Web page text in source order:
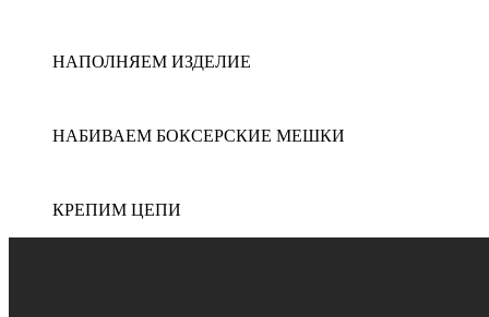
НАПОЛНЯЕМ ИЗДЕЛИЕ
НАБИВАЕМ БОКСЕРСКИЕ МЕШКИ
КРЕПИМ ЦЕПИ